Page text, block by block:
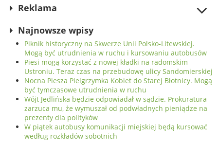
Reklama
Najnowsze wpisy
Piknik historyczny na Skwerze Unii Polsko-Litewskiej.
Mogą być utrudnienia w ruchu i kursowaniu autobusów
Piesi mogą korzystać z nowej kładki na radomskim
Ustroniu. Teraz czas na przebudowę ulicy Sandomierskiej
Nocna Piesza Pielgrzymka Kobiet do Starej Błotnicy. Mogą
być tymczasowe utrudnienia w ruchu
Wójt Jedlińska będzie odpowiadał w sądzie. Prokuratura
zarzuca mu, że wymuszał od podwładnych pieniądze na
prezenty dla polityków
W piątek autobusy komunikacji miejskiej będą kursować
według rozkładów sobotnich